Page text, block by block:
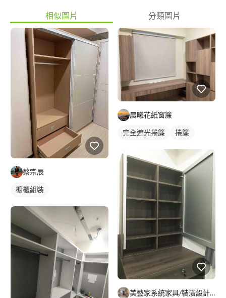
相似圖片 分類圖片
蔡宗辰
櫥櫃組裝
晨曦花紙窗簾
完全遮光捲簾 捲簾
美藝家系統家具/裝潢設計/統包服務